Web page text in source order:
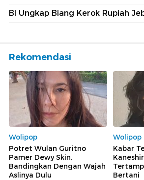
BI Ungkap Biang Kerok Rupiah
Rekomendasi
Wolipop
Potret Wulan Guritno
Pamer Dewy Skin,
Bandingkan Dengan Wajah
Aslinya Dulu
Wolipop
Kabar
Bertani